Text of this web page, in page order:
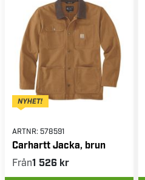
ARTNR: 578591
Carhartt Jacka, brun
Från1 526 kr